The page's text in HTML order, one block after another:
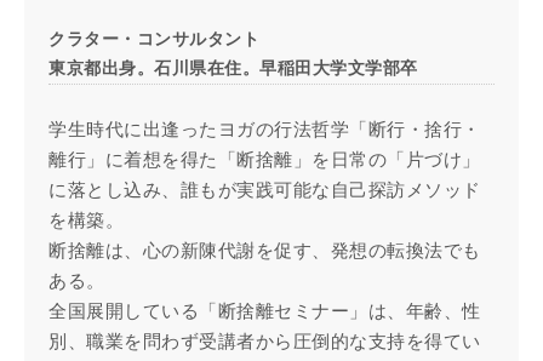
クラター・コンサルタント
東京都出身。石川県在住。早稲田大学文学部卒
学生時代に出逢ったヨガの行法哲学「断行・捨行・
離行」に着想を得た「断捨離」を日常の「片づけ」
に落とし込み、誰もが実践可能な自己探訪メソッド
を構築。
断捨離は、心の新陳代謝を促す、発想の転換法でも
ある。
全国展開している「断捨離セミナー」は、年齢、性
別、職業を問わず受講者から圧倒的な支持を得てい